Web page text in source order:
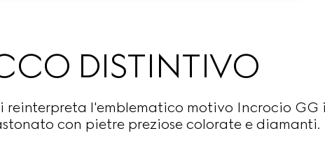
DISTINTIVO
l'emblematico motivo Incrocio GG
con pietre preziose colorate e diamanti.